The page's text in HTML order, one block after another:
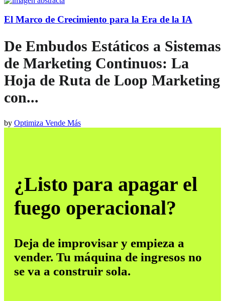
El Marco de Crecimiento para la Era de la IA
De Embudos Estáticos a Sistemas
de Marketing Continuos: La
Hoja de Ruta de Loop Marketing
con...
by Optimiza Vende Más
¿Listo para apagar el
fuego operacional?
Deja de improvisar y empieza a
vender. Tu máquina de ingresos no
se va a construir sola.